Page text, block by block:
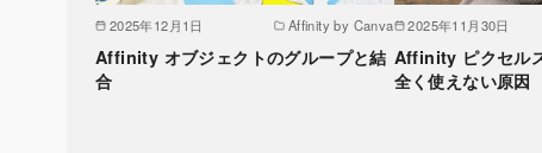
2025年12月1日 Affinity by Canva
Affinity オブジェクトのグループと結
合
2025年11月30日
Affinity ピクセル
全く使えない原因